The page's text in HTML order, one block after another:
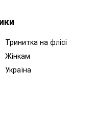
Тринитка на флісі
Жінкам
Україна